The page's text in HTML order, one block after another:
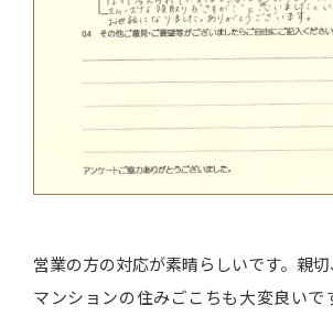
営業の方の対応が素晴らしいです。親切
マンションの住みごこちも大変良いで